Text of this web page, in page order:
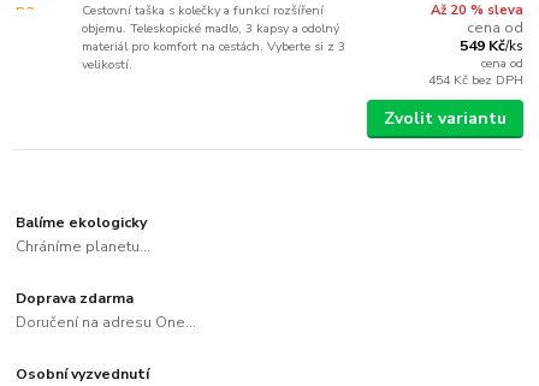
Cestovní taška s kolečky a funkcí rozšíření
objemu. Teleskopické madlo, 3 kapsy a odolný
materiál pro komfort na cestách. Vyberte si z 3
velikostí.
Až 20 % sleva
cena od
549 Kč/ks
cena od
454 Kč bez DPH
Zvolit variantu
Balíme ekologicky
Chráníme planetu...
Doprava zdarma
Doručení na adresu One...
Osobní vyzvednutí